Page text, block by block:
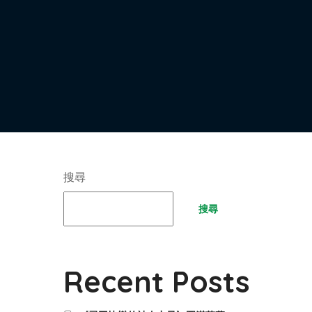
搜尋
搜尋
Recent Posts